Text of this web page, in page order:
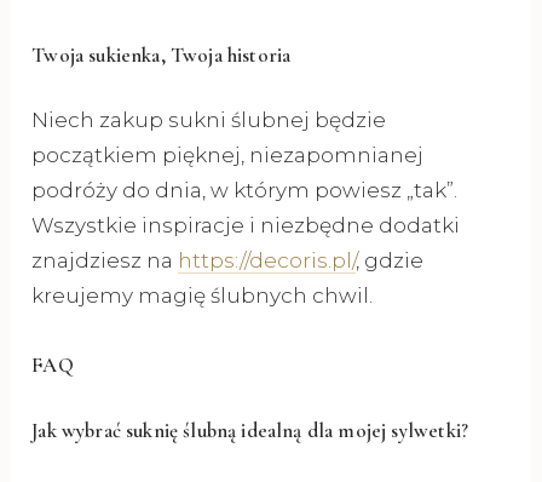
Twoja sukienka, Twoja historia
Niech zakup sukni ślubnej będzie
początkiem pięknej, niezapomnianej
podróży do dnia, w którym powiesz „tak”.
Wszystkie inspiracje i niezbędne dodatki
znajdziesz na https://decoris.pl/, gdzie
kreujemy magię ślubnych chwil.
FAQ
Jak wybrać suknię ślubną idealną dla mojej sylwetki?